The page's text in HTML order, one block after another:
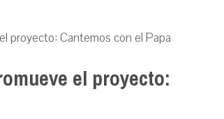
proyecto: Cantemos con el Papa
el proyecto: